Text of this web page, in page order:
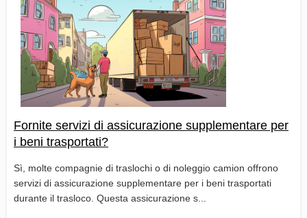
Fornite servizi di assicurazione supplementare per
i beni trasportati?
Sì, molte compagnie di traslochi o di noleggio camion offrono
servizi di assicurazione supplementare per i beni trasportati
durante il trasloco. Questa assicurazione s...